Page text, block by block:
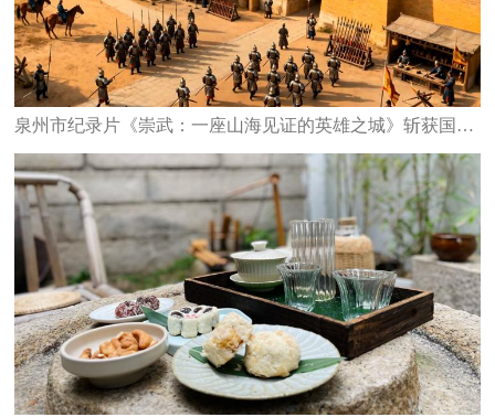
泉州市纪录片《崇武：一座山海见证的英雄之城》斩获国家级大奖